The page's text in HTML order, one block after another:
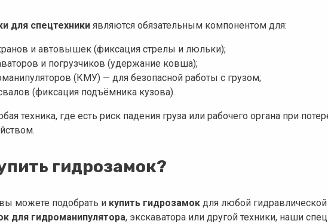
для спецтехники являются обязательным компонентом для:
и автовышек (фиксация стрелы и люльки);
и погрузчиков (удержание ковша);
(КМУ) — для безопасной работы с грузом;
(фиксация подъёмника кузова).
техника, где есть риск падения груза или рабочего органа при
гидрозамок?
можете подобрать и купить гидрозамок для любой
для гидроманипулятора, экскаватора или другой техники, наши